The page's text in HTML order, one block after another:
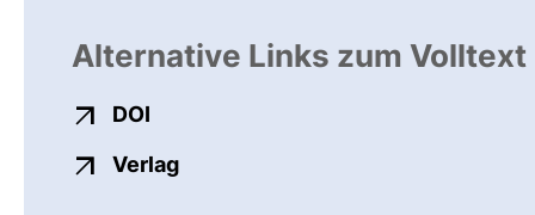
Alternative Links zum Volltext
DOI
Verlagexterner Link, öffnet neues